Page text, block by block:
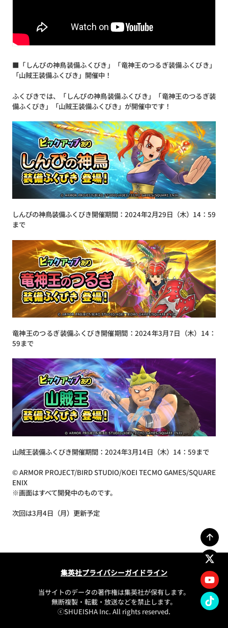
■「しんぴの神鳥装備ふくびき」「竜神王のつるぎ装備ふくびき」
「山賊王装備ふくびき」開催中！
ふくびきでは、「しんぴの神鳥装備ふくびき」「竜神王のつるぎ装
備ふくびき」「山賊王装備ふくびき」が開催中です！
しんぴの神鳥装備ふくびき開催期間：2024年2月29日（木）14：59
まで
竜神王のつるぎ装備ふくびき開催期間：2024年3月7日（木）14：
59まで
山賊王装備ふくびき開催期間：2024年3月14日（木）14：59まで
© ARMOR PROJECT/BIRD STUDIO/KOEI TECMO GAMES/SQUARE
ENIX
※画面はすべて開発中のものです。
次回は3月4日（月）更新予定
集英社プライバシーガイドライン
当サイトのデータの著作権は集英社が保有します。
無断複製・転載・放送などを禁止します。
ⓒSHUEISHA Inc. All rights reserved.